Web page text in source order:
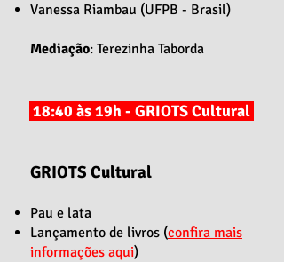
Vanessa Riambau (UFPB - Brasil)
Mediação: Terezinha Taborda
18:40 às 19h - GRIOTS Cultural
GRIOTS Cultural
Pau e lata
Lançamento de livros (confira mais
informações aqui)